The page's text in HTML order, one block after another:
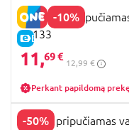
-10%
E-KAINA
BESTWAY
52133
11,69 €
12,99 €
Perkant papildomą
-50%
WAHU pripučiamas